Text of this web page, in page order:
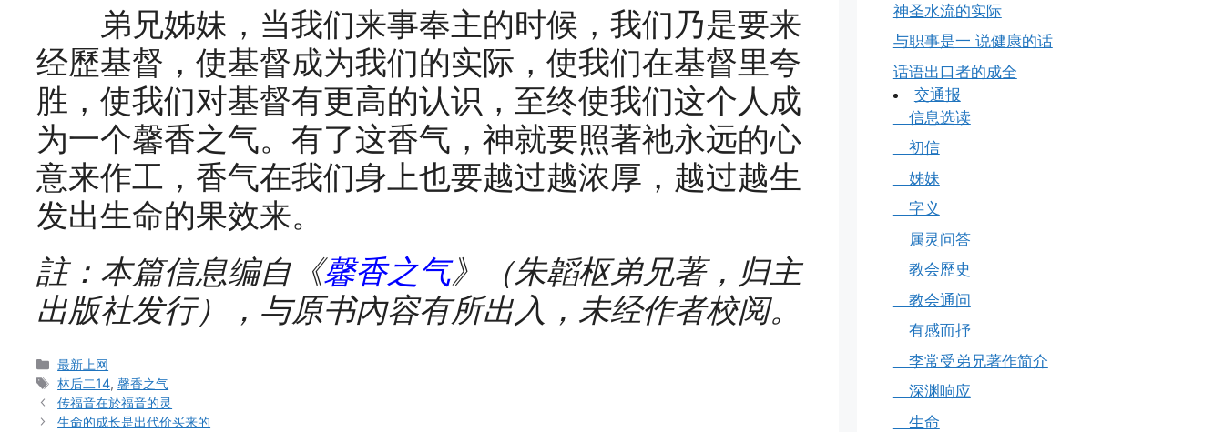
弟兄姊妹，当我们来事奉主的时候，我们乃是要来
经歷基督，使基督成为我们的实际，使我们在基督里夸
胜，使我们对基督有更高的认识，至终使我们这个人成
为一个馨香之气。有了这香气，神就要照著祂永远的心
意来作工，香气在我们身上也要越过越浓厚，越过越生
发出生命的果效来。
註：本篇信息编自《馨香之气》（朱韜枢弟兄著，归主
出版社发行），与原书內容有所出入，未经作者校阅。
Categories
最新上网
Tags
林后二14,馨香之气
传福音在於福音的灵
生命的成长是出代价买来的
神圣水流的实际
与职事是一 说健康的话
话语出口者的成全
交通报
信息选读
初信
姊妹
字义
属灵问答
教会歷史
教会通问
有感而抒
李常受弟兄著作简介
深渊响应
生命